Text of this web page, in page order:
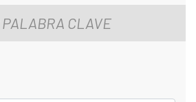
PALABRA CLAVE